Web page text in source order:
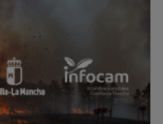
ambición.